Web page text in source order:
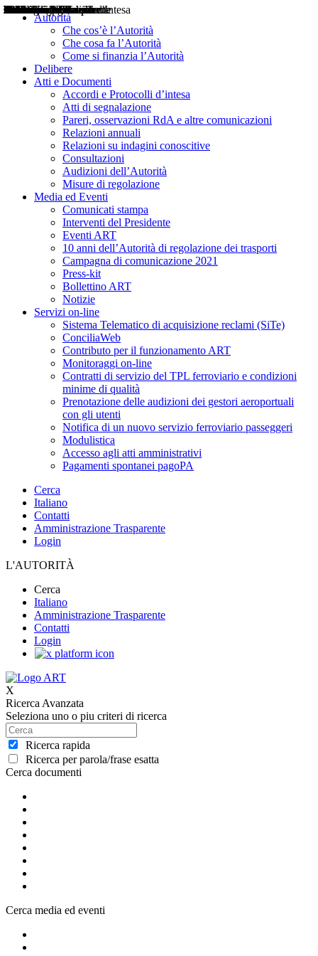
Autorità
Che cos’è l’Autorità
Che cosa fa l’Autorità
Come si finanzia l’Autorità
Delibere
Atti e Documenti
Accordi e Protocolli d’intesa
Atti di segnalazione
Pareri, osservazioni RdA e altre comunicazioni
Relazioni annuali
Relazioni su indagini conoscitive
Consultazioni
Audizioni dell’Autorità
Misure di regolazione
Media ed Eventi
Comunicati stampa
Interventi del Presidente
Eventi ART
10 anni dell’Autorità di regolazione dei trasporti
Campagna di comunicazione 2021
Press-kit
Bollettino ART
Notizie
Servizi on-line
Sistema Telematico di acquisizione reclami (SiTe)
ConciliaWeb
Contributo per il funzionamento ART
Monitoraggi on-line
Contratti di servizio del TPL ferroviario e condizioni
minime di qualità
Prenotazione delle audizioni dei gestori aeroportuali
con gli utenti
Notifica di un nuovo servizio ferroviario passeggeri
Modulistica
Accesso agli atti amministrativi
Pagamenti spontanei pagoPA
Cerca
Italiano
Contatti
Amministrazione Trasparente
Login
L'AUTORITÀ
Cerca
Italiano
Amministrazione Trasparente
Contatti
Login
X
Ricerca Avanzata
Seleziona uno o piu criteri di ricerca
Ricerca rapida
Ricerca per parola/frase esatta
Cerca documenti
Delibere
Pareri
Consultazioni
Audizioni
Atti di Segnalazione
Accordi e Protocolli d'Intesa
Relazioni annuali
Misure di regolazione
Cerca media ed eventi
Notizie
Comunicati Stampa
Bollettini ART
Convegni ART
Interviste del Presidente
Articoli in primo piano
Interventi del Presidente
2004
2005
2010
2013
2014
2015
2016
2017
2018
2019
202
2020
2021
2022
2023
2024
2025
2026
Aereo
Marittimo
Terrestre